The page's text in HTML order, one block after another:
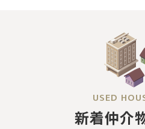
USED
新着仲介